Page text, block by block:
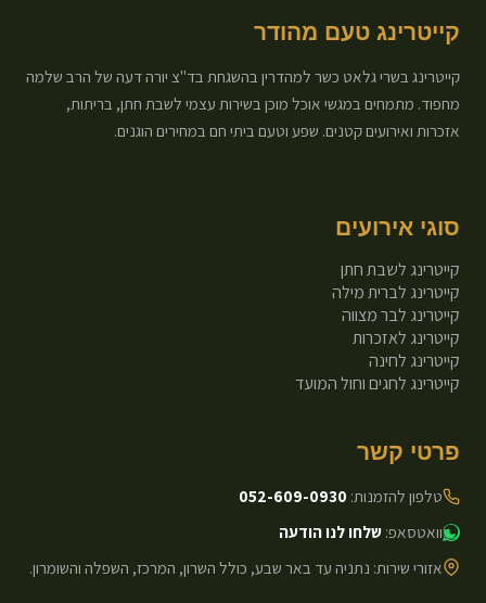
קייטרינג טעם מהודר
קייטרינג בשרי גלאט כשר למהדרין בהשגחת בד"צ יורה דעה של הרב שלמה
מחפוד. מתמחים במגשי אוכל מוכן בשירות עצמי לשבת חתן, בריתות,
אזכרות ואירועים קטנים. שפע וטעם ביתי חם במחירים הוגנים.
סוגי אירועים
קייטרינג לשבת חתן
קייטרינג לברית מילה
קייטרינג לבר מצווה
קייטרינג לאזכרות
קייטרינג לחינה
קייטרינג לחגים וחול המועד
פרטי קשר
טלפון להזמנות: 052-609-0930
וואטסאפ: שלחו לנו הודעה
אזורי שירות: נתניה עד באר שבע, כולל השרון, המרכז, השפלה והשומרון.